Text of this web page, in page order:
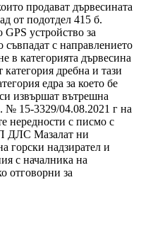
продават дървесината
от подотдел 415 б.
устройство за
съвпадат с направлението
в категорията дървесина
дребна и тази
едра за което бе
извършат вътрешна
№ 15-3329/04.08.2021 г на
нередности с писмо с
ДЛС Мазалат ни
горски надзирател и
с началника на
отговорни за